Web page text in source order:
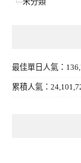
最佳單日人氣：
累積人氣：